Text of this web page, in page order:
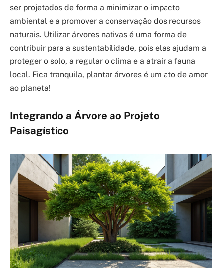
ser projetados de forma a minimizar o impacto
ambiental e a promover a conservação dos recursos
naturais. Utilizar árvores nativas é uma forma de
contribuir para a sustentabilidade, pois elas ajudam a
proteger o solo, a regular o clima e a atrair a fauna
local. Fica tranquila, plantar árvores é um ato de amor
ao planeta!
Integrando a Árvore ao Projeto
Paisagístico